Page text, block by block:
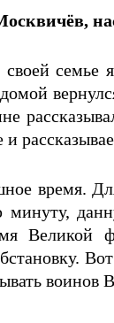
семье
и
время.
Великой
воинов